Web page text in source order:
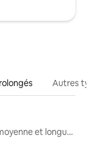
Autres
Locations moyenne et longue durée